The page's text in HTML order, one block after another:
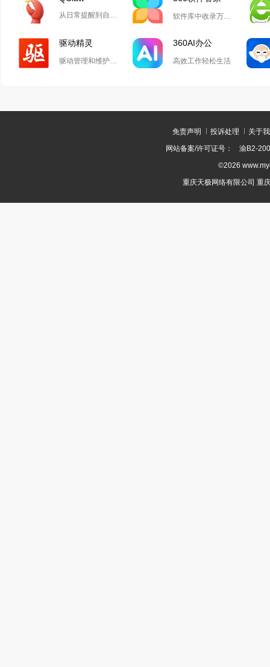
从日常提醒到自动化开发,Qclaw解锁无限可能 软件库中收录万款正版软件
驱动精灵
驱动管理和维护工具
360AI办公
高效工作轻松生活
免责声明 投诉处理
关于
网站备案/许可证号：
渝B2-
©2026
重庆天极网络有限公司 重